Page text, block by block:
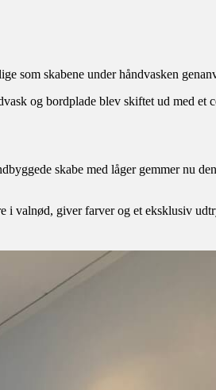
som skabene under håndvasken
og bordplade blev skiftet ud med et
skabe med låger gemmer nu
valnød, giver farver og et eksklusiv